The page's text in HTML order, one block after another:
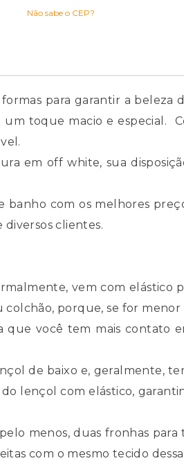
Não sabe o CEP?
para garantir a
toque macio e especial.
em off white, sua
com os melhores
clientes.
vem com elástico
porque, se for
você tem mais contato
de baixo e, geralmente,
lençol com elástico,
menos, duas fronhas para
com o mesmo tecido